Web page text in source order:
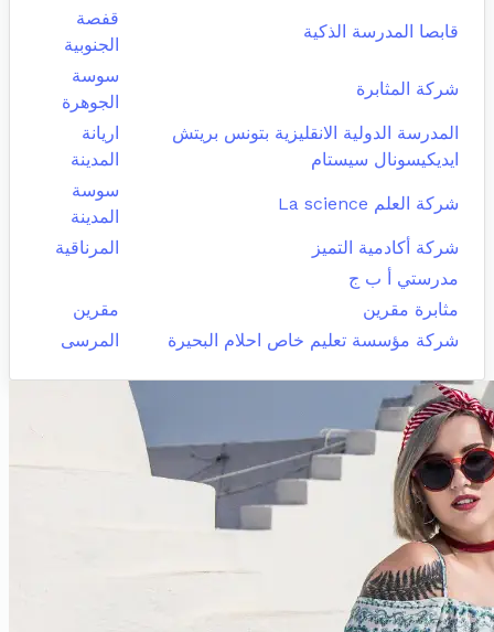
قابصا المدرسة الذكية
قفصة
الجنوبية
شركة المثابرة
سوسة
الجوهرة
المدرسة الدولية الانقليزية بتونس بريتش
ايديكيسونال سيستام
اريانة
المدينة
شركة العلم La science
سوسة
المدينة
شركة أكادمية التميز
المرناقية
مدرستي أ ب ج
مثابرة مقرين
مقرين
شركة مؤسسة تعليم خاص احلام البحيرة
المرسى